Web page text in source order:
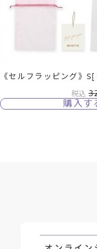
《セルフラッピング》
税込
購入す